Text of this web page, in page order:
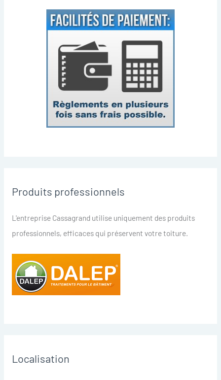
Produits professionnels
L'entreprise Cassagrand utilise uniquement des produits
professionnels, efficaces qui préservent votre toiture.
Localisation